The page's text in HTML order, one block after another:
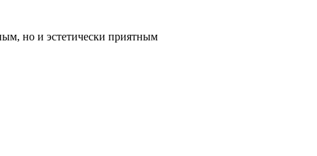
но и эстетически приятным